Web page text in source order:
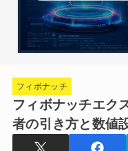
フィボナッチ
フィボナッチエク
者の引き方と数値